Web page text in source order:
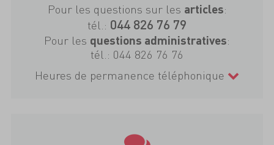
Pour les questions sur les articles:
tél.: 044 826 76 79
Pour les questions administratives:
tél.: 044 826 76 76
Heures de permanence téléphonique